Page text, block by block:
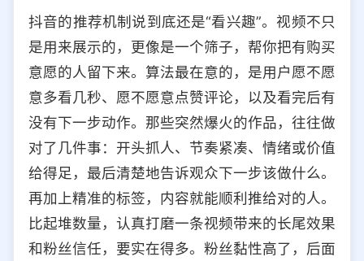
抖音的推荐机制说到底还是“看兴趣”。视频不只
是用来展示的，更像是一个筛子，帮你把有购买
意愿的人留下来。算法最在意的，是用户愿不愿
意多看几秒、愿不愿意点赞评论，以及看完后有
没有下一步动作。那些突然爆火的作品，往往做
对了几件事：开头抓人、节奏紧凑、情绪或价值
给得足，最后清楚地告诉观众下一步该做什么。
再加上精准的标签，内容就能顺利推给对的人。
比起堆数量，认真打磨一条视频带来的长尾效果
和粉丝信任，要实在得多。粉丝黏性高了，后面